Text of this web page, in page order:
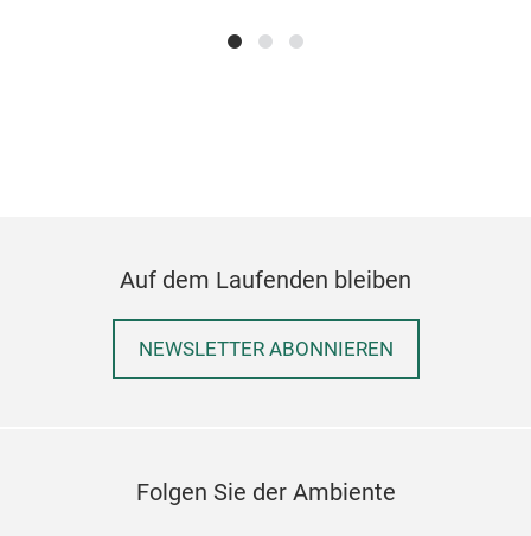
Auf dem Laufenden bleiben
NEWSLETTER ABONNIEREN
Folgen Sie der Ambiente